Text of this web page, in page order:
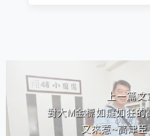
上一篇文
對大M金標如癡如狂的
又來惹~高津